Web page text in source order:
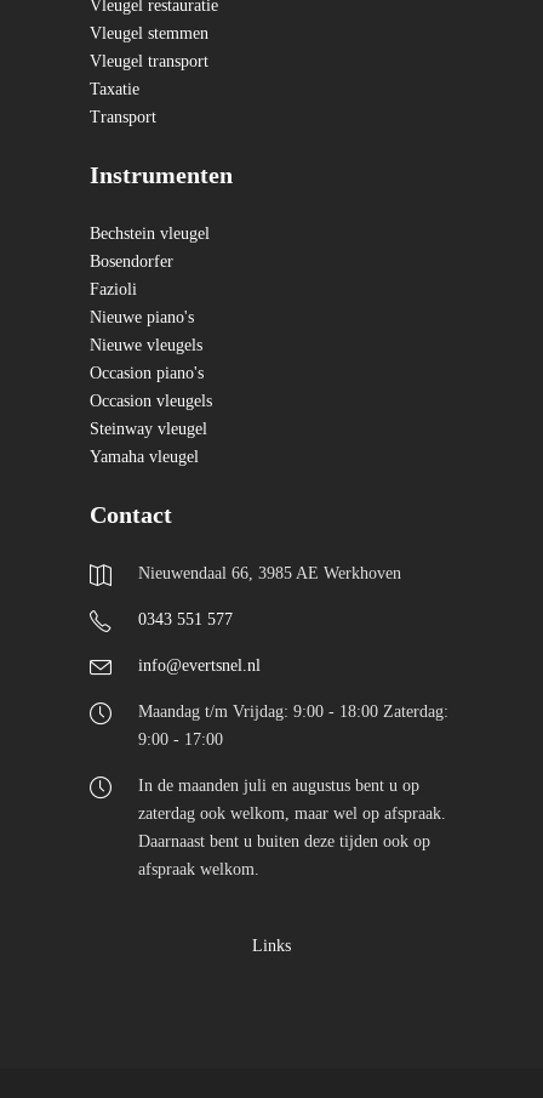
Vleugel restauratie
Vleugel stemmen
Vleugel transport
Taxatie
Transport
Instrumenten
Bechstein vleugel
Bosendorfer
Fazioli
Nieuwe piano's
Nieuwe vleugels
Occasion piano's
Occasion vleugels
Steinway vleugel
Yamaha vleugel
Contact
Nieuwendaal 66, 3985 AE Werkhoven
0343 551 577
info@evertsnel.nl
Maandag t/m Vrijdag: 9:00 - 18:00 Zaterdag:
9:00 - 17:00
In de maanden juli en augustus bent u op
zaterdag ook welkom, maar wel op afspraak.
Daarnaast bent u buiten deze tijden ook op
afspraak welkom.
Links